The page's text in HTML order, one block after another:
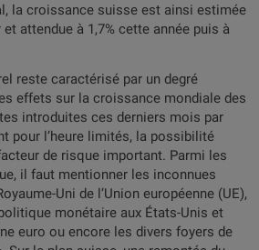
la croissance suisse est ainsi estimée
et attendue à 1,7% cette année puis à
reste caractérisé par un degré
effets sur la croissance mondiale des
introduites ces derniers mois par
pour l’heure limités, la possibilité
de risque important. Parmi les
il faut mentionner les inconnues
Uni de l’Union européenne (UE),
monétaire aux États-Unis et
euro ou encore les divers foyers de